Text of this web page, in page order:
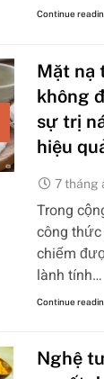
Continue
Mặt nạ
không
sự trị
hiệu
7 tháng
Trong
công
chiếm
lành tính…
Continue
Nghệ